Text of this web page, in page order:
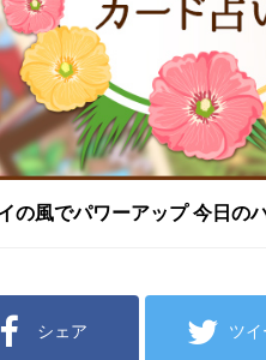
の風でパワーアップ 今日の
シェア ツイ